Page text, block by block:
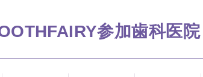
参加歯科医院